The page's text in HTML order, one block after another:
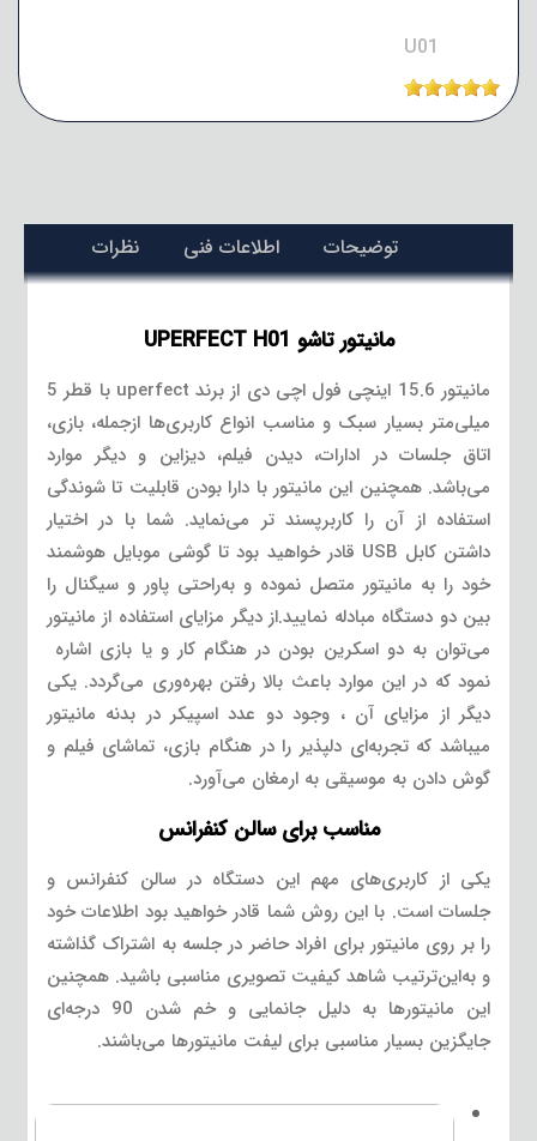
U01
توضیحات اطلاعات فنی نظرات
مانیتور تاشو UPERFECT H01
مانیتور 15.6 اینچی فول اچی دی از برند uperfect با قطر 5
میلی‌متر بسیار سبک و مناسب انواع کاربری‌ها ازجمله، بازی،
اتاق جلسات در ادارات، دیدن فیلم، دیزاین و دیگر موارد
می‌باشد. همچنین این مانیتور با دارا بودن قابلیت تا شوندگی
استفاده از آن را کاربرپسند تر می‌نماید. شما با در اختیار
داشتن کابل USB قادر خواهید بود تا گوشی موبایل هوشمند
خود را به مانیتور متصل نموده و به‌راحتی پاور و سیگنال را
بین دو دستگاه مبادله نمایید.از دیگر مزایای استفاده از مانیتور
می‌توان به دو اسکرین بودن در هنگام کار و یا بازی اشاره
نمود که در این موارد باعث بالا رفتن بهره‌وری می‌گردد. یکی
دیگر از مزایای آن ، وجود دو عدد اسپیکر در بدنه مانیتور
میباشد که تجربه‌ای دلپذیر را در هنگام بازی، تماشای فیلم و
گوش دادن به موسیقی به ارمغان می‌آورد.
مناسب برای سالن کنفرانس
یکی از کاربری‌های مهم این دستگاه در سالن کنفرانس و
جلسات است. با این روش شما قادر خواهید بود اطلاعات خود
را بر روی مانیتور برای افراد حاضر در جلسه به اشتراک گذاشته
و به‌این‌ترتیب شاهد کیفیت تصویری مناسبی باشید. همچنین
این مانیتورها به دلیل جانمایی و خم شدن 90 درجه‌ای
جایگزین بسیار مناسبی برای لیفت مانیتورها می‌باشند.